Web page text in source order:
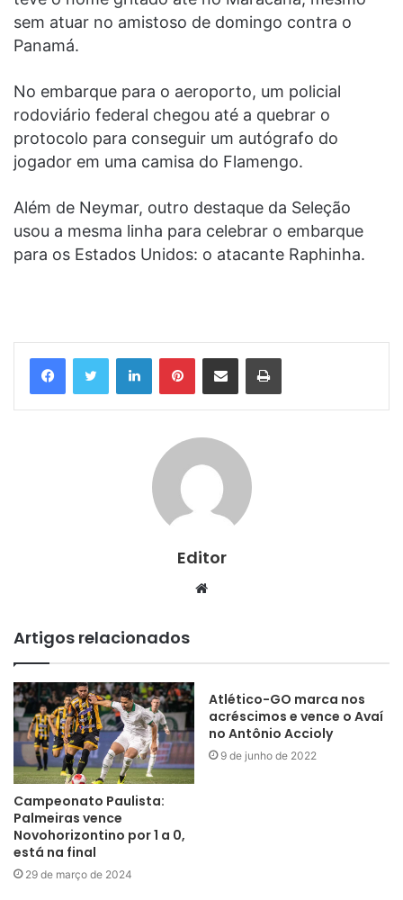
sem atuar no amistoso de domingo contra o
Panamá.
No embarque para o aeroporto, um policial
rodoviário federal chegou até a quebrar o
protocolo para conseguir um autógrafo do
jogador em uma camisa do Flamengo.
Além de Neymar, outro destaque da Seleção
usou a mesma linha para celebrar o embarque
para os Estados Unidos: o atacante Raphinha.
LinkedinPinterestCompartilhar via e-mail Imprimir
Editor
Website
Artigos relacionados
Campeonato Paulista:
Palmeiras vence
Novohorizontino por 1 a 0,
está na final
29 de março de 2024
Atlético-GO marca nos
acréscimos e vence o Avaí
no Antônio Accioly
9 de junho de 2022